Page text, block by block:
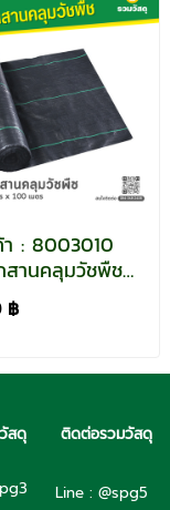
: 8003010
านคลุมวัชพืช
เมตร x 100
฿
สดุ
ติดต่อรวมวัสดุ
Line : @spg5